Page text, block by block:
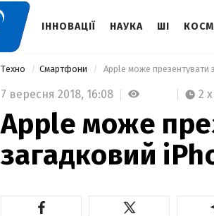
ІННОВАЦІЇ НАУКА ШІ
Техно Смартфони Apple може презентувати
7 вересня 2018, 16:08 2
Apple може
загадковий